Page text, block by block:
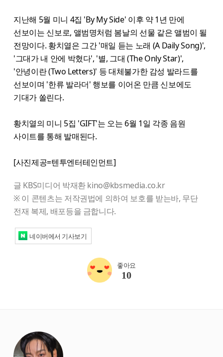
지난해 5월 미니 4집 'By My Side' 이후 약 1년 만에
선보이는 신보로, 앨범명처럼 봄날의 선물 같은 앨범이 될
전망이다. 황치열은 그간 '매일 듣는 노래 (A Daily Song)',
'그대가 내 안에 박혔다', '별, 그대 (The Only Star)',
'안녕이란 (Two Letters)' 등 대체불가한 감성 발라드를
선보이며 '한류 발라더' 행보를 이어온 만큼 신보에도
기대가 쏠린다.
황치열의 미니 5집 'GIFT'는 오는 6월 1일 각종 음원
사이트를 통해 발매된다.
[사진제공=텐투엔터테인먼트]
글 KBS미디어 박재환 kino@kbsmedia.co.kr
※ 이 콘텐츠는 저작권법에 의하여 보호를 받는바, 무단
전재 복제, 배포등을 금합니다.
네이버에서 기사보기
좋아요
10